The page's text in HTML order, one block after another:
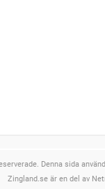
Denna sida
Zingland.se är en del av